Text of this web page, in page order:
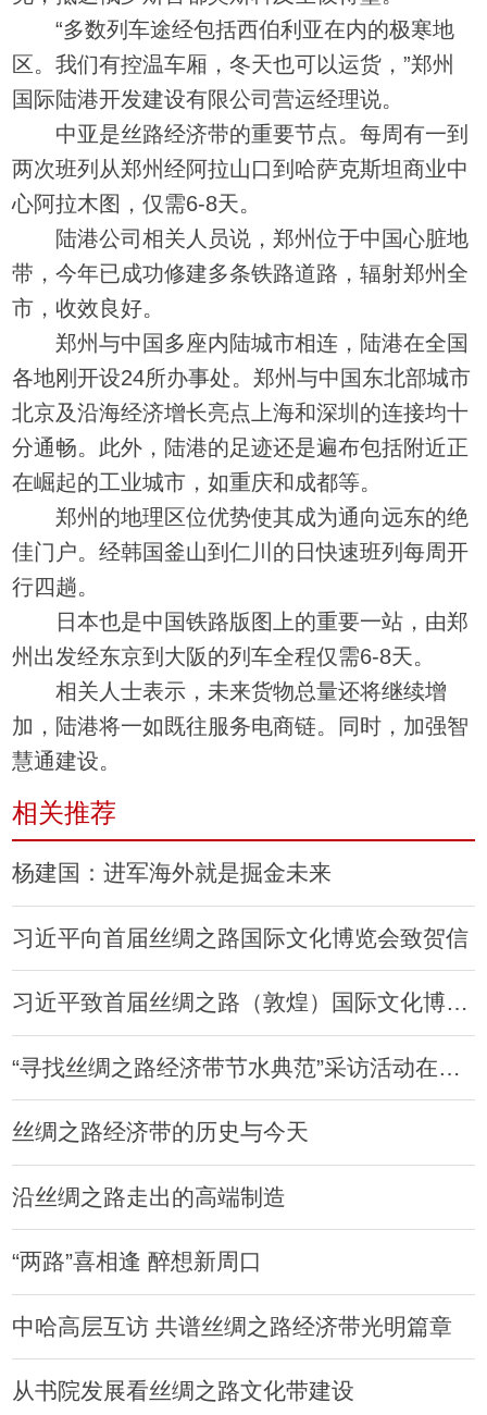
“多数列车途经包括西伯利亚在内的极寒地
区。我们有控温车厢，冬天也可以运货，”郑州
国际陆港开发建设有限公司营运经理说。
中亚是丝路经济带的重要节点。每周有一到
两次班列从郑州经阿拉山口到哈萨克斯坦商业中
心阿拉木图，仅需6-8天。
陆港公司相关人员说，郑州位于中国心脏地
带，今年已成功修建多条铁路道路，辐射郑州全
市，收效良好。
郑州与中国多座内陆城市相连，陆港在全国
各地刚开设24所办事处。郑州与中国东北部城市
北京及沿海经济增长亮点上海和深圳的连接均十
分通畅。此外，陆港的足迹还是遍布包括附近正
在崛起的工业城市，如重庆和成都等。
郑州的地理区位优势使其成为通向远东的绝
佳门户。经韩国釜山到仁川的日快速班列每周开
行四趟。
日本也是中国铁路版图上的重要一站，由郑
州出发经东京到大阪的列车全程仅需6-8天。
相关人士表示，未来货物总量还将继续增
加，陆港将一如既往服务电商链。同时，加强智
慧通建设。
相关推荐
杨建国：进军海外就是掘金未来
习近平向首届丝绸之路国际文化博览会致贺信
习近平致首届丝绸之路（敦煌）国际文化博览会的贺信
“寻找丝绸之路经济带节水典范”采访活动在洛阳启动
丝绸之路经济带的历史与今天
沿丝绸之路走出的高端制造
“两路”喜相逢 醉想新周口
中哈高层互访 共谱丝绸之路经济带光明篇章
从书院发展看丝绸之路文化带建设